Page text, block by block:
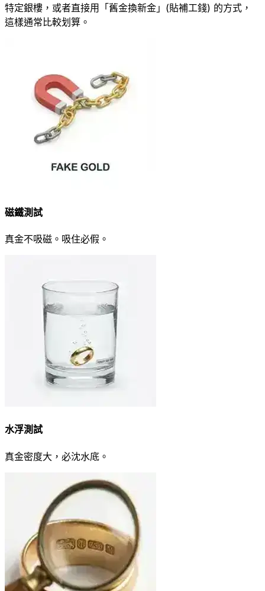
特定銀樓，或者直接用「舊金換新金」(貼補工錢) 的方式，
這樣通常比較划算。
磁鐵測試
真金不吸磁。吸住必假。
水浮測試
真金密度大，必沈水底。